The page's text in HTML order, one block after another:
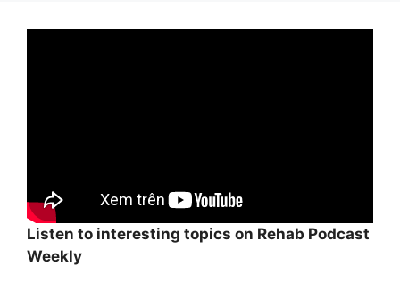
Listen to interesting topics on Rehab Podcast
Weekly